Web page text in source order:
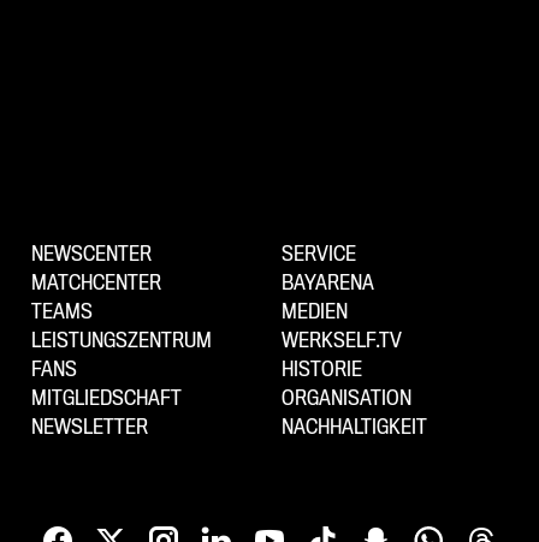
NEWSCENTER
MATCHCENTER
TEAMS
LEISTUNGSZENTRUM
FANS
MITGLIEDSCHAFT
NEWSLETTER
SERVICE
BAYARENA
MEDIEN
WERKSELF.TV
HISTORIE
ORGANISATION
NACHHALTIGKEIT